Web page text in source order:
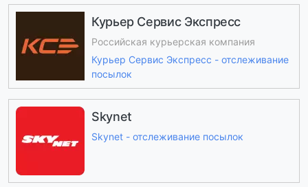
Курьер Сервис Экспресс
Российская курьерская компания
Курьер Сервис Экспресс - отслеживание
посылок
Skynet
Skynet - отслеживание посылок